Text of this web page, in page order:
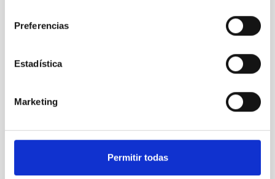
Preferencias
Estadística
Marketing
Permitir todas
El
Academia
Ciencias
delegación